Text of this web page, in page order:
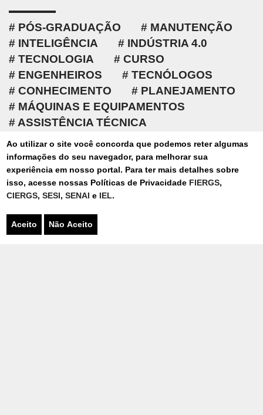
Ao utilizar o site você concorda que podemos reter algumas
informações do seu navegador, para melhorar sua
experiência em nosso portal. Para ter mais detalhes sobre
isso, acesse nossas Políticas de Privacidade FIERGS,
CIERGS,SESI,SENAIe IEL.
Aceito Não Aceito
PÓS-GRADUAÇÃO
MANUTENÇÃO
INTELIGÊNCIA
INDÚSTRIA 4.0
TECNOLOGIA
CURSO
ENGENHEIROS
TECNÓLOGOS
CONHECIMENTO
PLANEJAMENTO
MÁQUINAS E EQUIPAMENTOS
ASSISTÊNCIA TÉCNICA
METALMECÂNICA
AUTOMOBILÍSTICA
AERONÁUTICA
ALIMENTOS
QUÍMICA
NAVAL
ELETROELETRÔNICA
ENERGIA
PETROQUÍMICA
AGROINDÚSTRIA